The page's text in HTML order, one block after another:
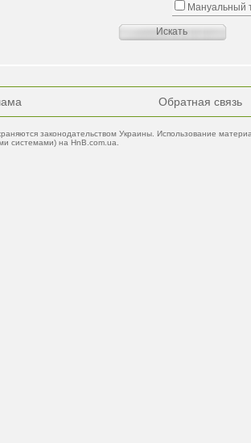
Мануальный
Обратная связь
законодательством Украины. Использование
системами) на HnB.com.ua.